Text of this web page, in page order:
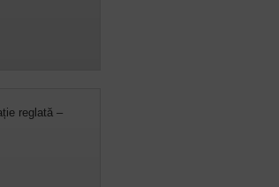
reglată –